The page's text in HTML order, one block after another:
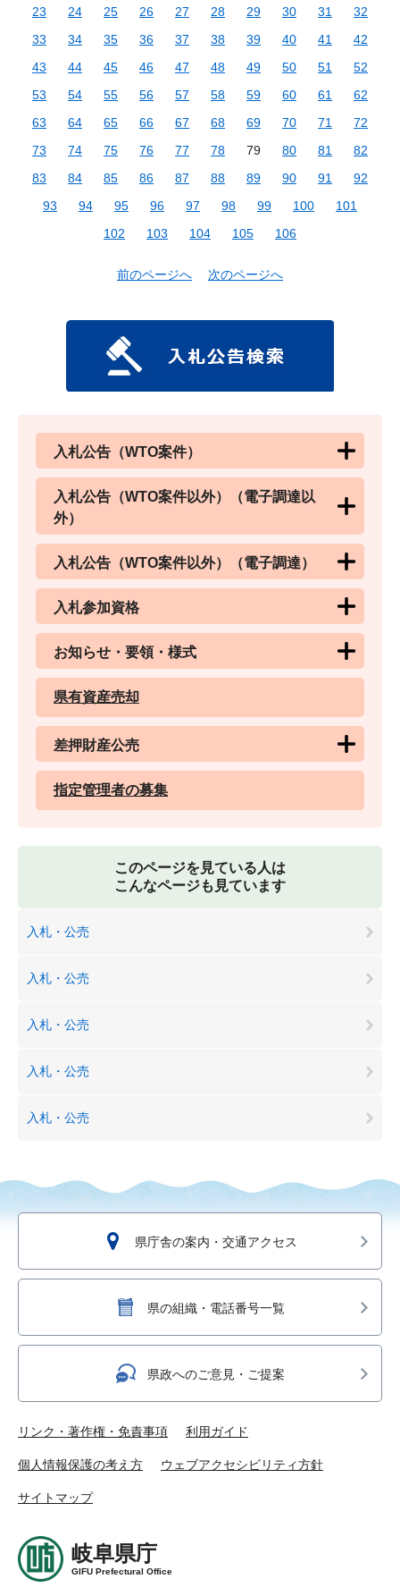
23
24 25 26 27 28 29 30 31
32
33
34 35 36 37 38 39 40 41
42
43
44 45 46 47 48 49 50 51
52
53
54 55 56 57 58 59 60 61
62
63
64 65 66 67 68 69 70 71
72
73
74 75 76 77 78 79 80 81
82
83
84 85 86 87 88 89 90 91
92
93
94 95 96 97 98 99 100
101
102
103 104 105 106
前のページへ 次のページへ
入札公告（WTO案件）
入札公告（WTO案件以外）（電子調達以
外）
入札公告（WTO案件以外）（電子調達）
入札参加資格
お知らせ・要領・様式
県有資産売却
差押財産公売
指定管理者の募集
このページを見ている人は
こんなページも見ています
入札・公売
入札・公売
入札・公売
入札・公売
入札・公売
県庁舎の案内・交通アクセス
県の組織・電話番号一覧
県政へのご意見・ご提案
リンク・著作権・免責事項 利用ガイド
個人情報保護の考え方 ウェブアクセシビリティ方針
サイトマップ
岐阜県庁
GIFU Prefectural Office